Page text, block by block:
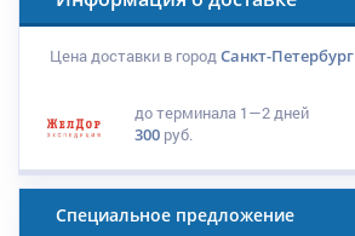
Цена доставки в городСанкт-Петербург
до терминала 1—2 дней
300 руб.
Специальное предложение